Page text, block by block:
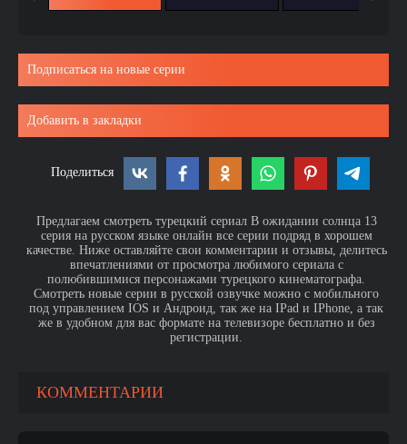
Подписаться на новые серии
Добавить в закладки
Поделиться
Предлагаем смотреть турецкий сериал В ожидании солнца 13
серия на русском языке онлайн все серии подряд в хорошем
качестве. Ниже оставляйте свои комментарии и отзывы, делитесь
впечатлениями от просмотра любимого сериала с
полюбившимися персонажами турецкого кинематографа.
Смотреть новые серии в русской озвучке можно с мобильного
под управлением IOS и Андроид, так же на IPad и IPhone, а так
же в удобном для вас формате на телевизоре бесплатно и без
регистрации.
КОММЕНТАРИИ